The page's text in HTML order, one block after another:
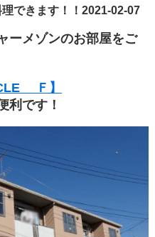
できます！！ 2021-02-07
ーメゾンのお部屋をご
Ｆ】
利です！